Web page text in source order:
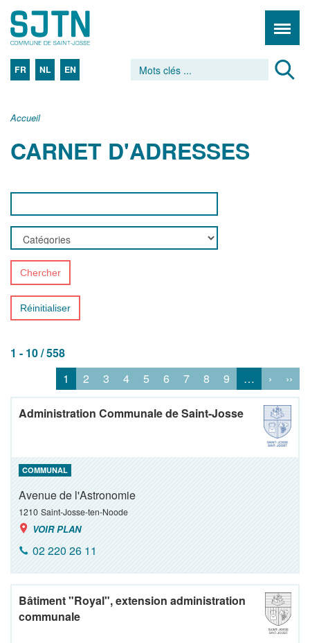
FR NL EN
Accueil
CARNET D'ADRESSES
Chercher
Réinitialiser
1 - 10 / 558
1
2 3 4 5 6 7 8 9 … › ››
Administration Communale de Saint-Josse
COMMUNAL
Avenue de l'Astronomie
1210 Saint-Josse-ten-Noode
VOIR PLAN
02 220 26 11
Bâtiment "Royal", extension administration
communale